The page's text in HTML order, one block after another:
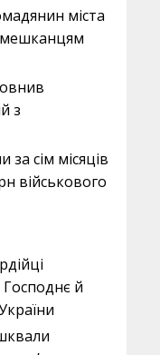
міста
мешканцям
з
сім місяців
військового
й